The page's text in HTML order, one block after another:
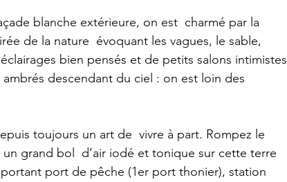
blanche extérieure, on est  charmé par la
de la nature  évoquant les vagues, le sable,
bien pensés et de petits salons intimistes
descendant du ciel : on est loin des
toujours un art de  vivre à part. Rompez le
grand bol  d’air iodé et tonique sur cette terre
port de pêche (1er port thonier), station